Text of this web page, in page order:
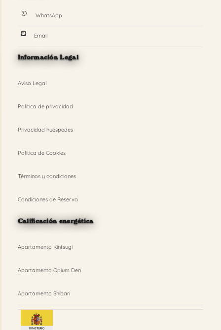
WhatsApp
Email
Información Legal
Aviso Legal
Política de privacidad
Privacidad huéspedes
Política de Cookies
Términos y condiciones
Condiciones de Reserva
Calificación energética
Apartamento Kintsugi
Apartamento Opium Den
Apartamento Shibari